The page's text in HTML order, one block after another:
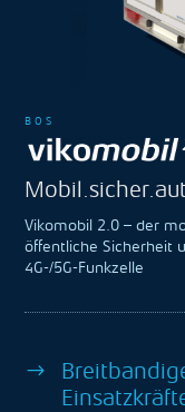
BOS
Vikomobil 2.0 – der
öffentliche Sicherheit
4G-/5G-Funkzelle
$